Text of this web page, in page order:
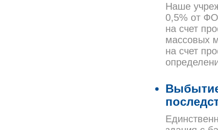
Наше
0,5% от
на счет
массовых
на счет